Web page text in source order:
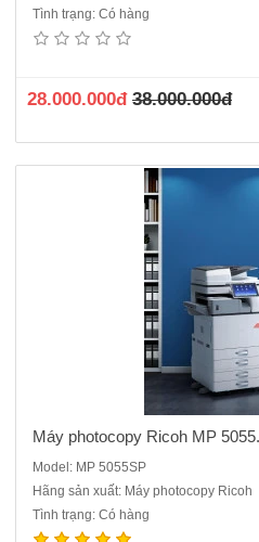
Tình trạng: Có hàng
28.000.000đ 38.000.000đ
Máy Photocopy Ricoh MP 5055
ứng 10,1 inch, hoàn toàn không còn
Máy photocopy Ricoh MP
Model: MP 5055SP
Hãng sản xuất: Máy photocopy Ricoh
Tình trạng: Có hàng
Máy Photocopy Renew Ricoh MP